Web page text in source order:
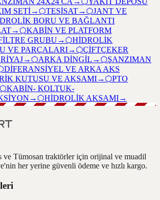
SETİ→ ⬡TESİSAT→ ⬡JANT VE
BORU VE BAĞLANTI
→ ⬡KABİN VE PLATFORM
GRUBU → ⬡HİDROLİK
VE PARÇALARI→ ⬡ÇİFTÇEKER
→ ⬡ARKA DİNGİL → ⬡ŞANZIMAN
DİFERANSİYEL VE ARKA AKS
KUTUSU VE AKSAMI→ ⬡PTO
⬡KABİN- KOLTUK-
→ ⬡HİDROLİK AKSAMI→
ve Tümosan traktörler için orijinal ve muadil
her yerine güvenli ödeme ve hızlı kargo.